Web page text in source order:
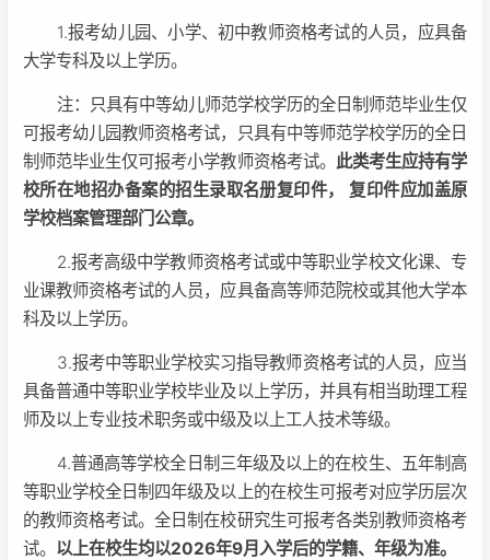
1.报考幼儿园、小学、初中教师资格考试的人员，应具备
大学专科及以上学历。
注：只具有中等幼儿师范学校学历的全日制师范毕业生仅
可报考幼儿园教师资格考试，只具有中等师范学校学历的全日
制师范毕业生仅可报考小学教师资格考试。 此类考生应持有学
校所在地招办备案的招生录取名册复印件， 复印件应加盖原
学校档案管理部门公章。
2.报考高级中学教师资格考试或中等职业学校文化课、专
业课教师资格考试的人员，应具备高等师范院校或其他大学本
科及以上学历。
3.报考中等职业学校实习指导教师资格考试的人员，应当
具备普通中等职业学校毕业及以上学历，并具有相当助理工程
师及以上专业技术职务或中级及以上工人技术等级。
4.普通高等学校全日制三年级及以上的在校生、五年制高
等职业学校全日制四年级及以上的在校生可报考对应学历层次
的教师资格考试。全日制在校研究生可报考各类别教师资格考
试。 以上在校生均以2026年9月入学后的学籍、年级为准。